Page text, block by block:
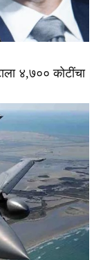
४,७०० कोटींचा